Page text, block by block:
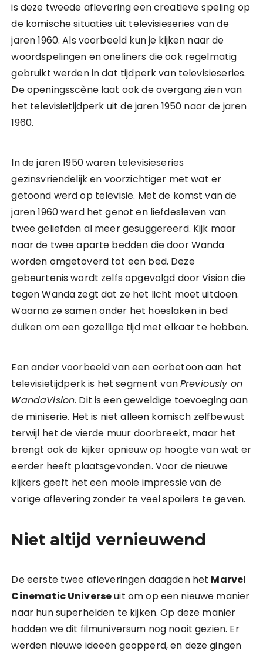
is deze tweede aflevering een creatieve speling op
de komische situaties uit televisieseries van de
jaren 1960. Als voorbeeld kun je kijken naar de
woordspelingen en oneliners die ook regelmatig
gebruikt werden in dat tijdperk van televisieseries.
De openingsscène laat ook de overgang zien van
het televisietijdperk uit de jaren 1950 naar de jaren
1960.
In de jaren 1950 waren televisieseries
gezinsvriendelijk en voorzichtiger met wat er
getoond werd op televisie. Met de komst van de
jaren 1960 werd het genot en liefdesleven van
twee geliefden al meer gesuggereerd. Kijk maar
naar de twee aparte bedden die door Wanda
worden omgetoverd tot een bed. Deze
gebeurtenis wordt zelfs opgevolgd door Vision die
tegen Wanda zegt dat ze het licht moet uitdoen.
Waarna ze samen onder het hoeslaken in bed
duiken om een gezellige tijd met elkaar te hebben.
Een ander voorbeeld van een eerbetoon aan het
televisietijdperk is het segment vanPreviously on
WandaVision. Dit is een geweldige toevoeging aan
de miniserie. Het is niet alleen komisch zelfbewust
terwijl het de vierde muur doorbreekt, maar het
brengt ook de kijker opnieuw op hoogte van wat er
eerder heeft plaatsgevonden. Voor de nieuwe
kijkers geeft het een mooie impressie van de
vorige aflevering zonder te veel spoilers te geven.
Niet altijd vernieuwend
De eerste twee afleveringen daagden het Marvel
Cinematic Universeuit om op een nieuwe manier
naar hun superhelden te kijken. Op deze manier
hadden we dit filmuniversum nog nooit gezien. Er
werden nieuwe ideeën geopperd, en deze gingen